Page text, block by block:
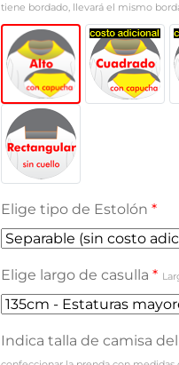
tiene bordado, llevará el mismo
Elige tipo de Estolón *
Elige largo de casulla *
Indica talla de camisa